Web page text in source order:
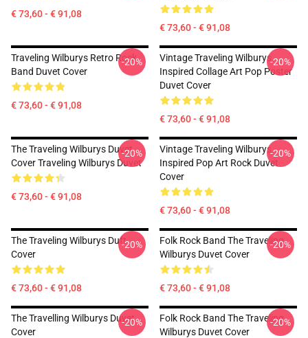
€ 73,60 - € 91,08
€ 73,60 - € 91,08
Traveling Wilburys Retro Rock
Band Duvet Cover
€ 73,60 - € 91,08
-20%
Vintage Traveling Wilburys
Inspired Collage Art Pop Poster
Duvet Cover
€ 73,60 - € 91,08
-20%
The Traveling Wilburys Duvet
Cover Traveling Wilburys Duvet
€ 73,60 - € 91,08
-20%
Vintage Traveling Wilburys
Inspired Pop Art Rock Duvet
Cover
€ 73,60 - € 91,08
-20%
The Traveling Wilburys Duft
Cover
€ 73,60 - € 91,08
-20%
Folk Rock Band The Traveling
Wilburys Duvet Cover
€ 73,60 - € 91,08
-20%
The Travelling Wilburys Duvet
Cover
-20%
Folk Rock Band The Traveling
Wilburys Duvet Cover
-20%